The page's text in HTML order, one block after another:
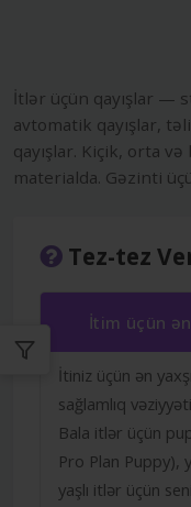
İtlər üçün qayışlar —
avtomatik qayışlar,
qayışlar. Kiçik, orta
materialda. Gəzinti
Tez-tez
İtim üçün
İtiniz üçün ən
sağlamlıq
Bala itlər üçün
Pro Plan Puppy),
yaşlı itlər üçün